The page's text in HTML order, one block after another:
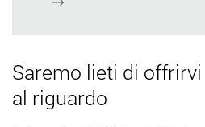
Saremo lieti di
al riguardo